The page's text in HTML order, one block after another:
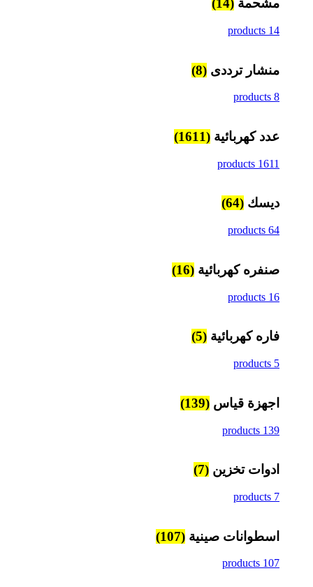
مشحمة (14)
14 products
منشار ترددى (8)
8 products
عدد كهربائية (1611)
1611 products
ديسك (64)
64 products
صنفره كهربائية (16)
16 products
فاره كهربائية (5)
5 products
اجهزة قياس (139)
139 products
ادوات تخزين (7)
7 products
اسطوانات صينية (107)
107 products